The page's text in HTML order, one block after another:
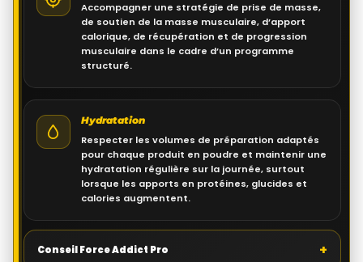
Accompagner une stratégie de prise de masse,
de soutien de la masse musculaire, d’apport
calorique, de récupération et de progression
musculaire dans le cadre d’un programme
structuré.
Hydratation
Respecter les volumes de préparation adaptés
pour chaque produit en poudre et maintenir une
hydratation régulière sur la journée, surtout
lorsque les apports en protéines, glucides et
calories augmentent.
Conseil Force Addict Pro +